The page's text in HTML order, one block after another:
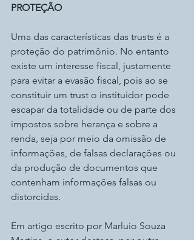
PROTEÇÃO
Uma das características das trusts é a
proteção do patrimônio. No entanto
existe um interesse fiscal, justamente
para evitar a evasão fiscal, pois ao se
constituir um trust o instituidor pode
escapar da totalidade ou de parte dos
impostos sobre herança e sobre a
renda, seja por meio da omissão de
informações, de falsas declarações ou
da produção de documentos que
contenham informações falsas ou
distorcidas.
Em artigo escrito por Marluio Souza